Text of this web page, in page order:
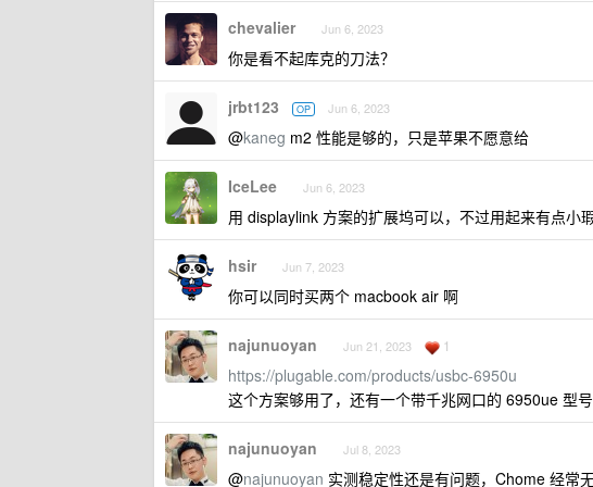
chevalier Jun 6, 2023
你是看不起库克的刀法？
jrbt123 OP Jun 6, 2023
@kaneg m2 性能是够的，只是苹果不愿意给
IceLee Jun 6, 2023
用 displaylink 方案的扩展坞可以，不过用起来有点小瑕
hsir Jun 7, 2023
你可以同时买两个 macbook air 啊
najunuoyan Jun 21, 2023 1
https://plugable.com/products/usbc-6950u
这个方案够用了，还有一个带千兆网口的 6950ue 型号
najunuoyan Jul 8, 2023
@najunuoyan 实测稳定性还是有问题，Chome 经常